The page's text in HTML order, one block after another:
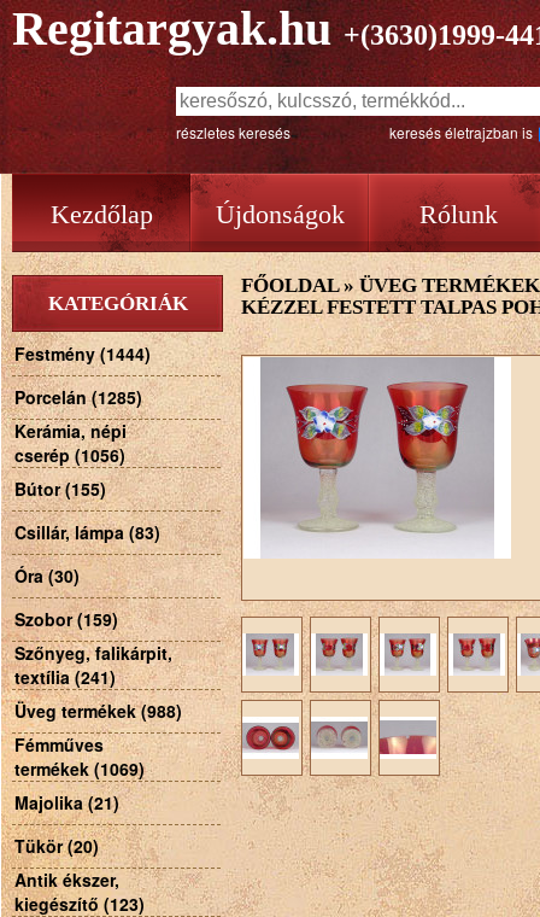
Regitargyak.hu +(3630)1999-
részletes keresés keresés életrajzban is
Kezdőlap Újdonságok Rólunk
KATEGÓRIÁK
Festmény (1444)
Porcelán (1285)
Kerámia, népi
cserép (1056)
Bútor (155)
Csillár, lámpa (83)
Óra (30)
Szobor (159)
Szőnyeg, falikárpit,
textília (241)
Üveg termékek (988)
Fémműves
termékek (1069)
Majolika (21)
Tükör (20)
Antik ékszer,
kiegészítő (123)
FŐOLDAL»ÜVEG TERMÉKEK
KÉZZEL FESTETT TALPAS